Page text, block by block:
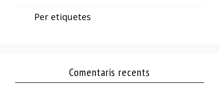
Per etiquetes
Comentaris recents